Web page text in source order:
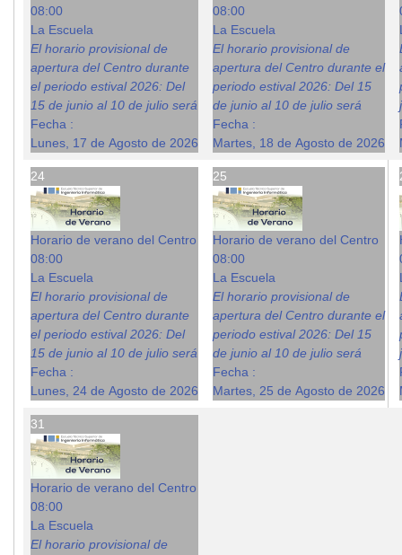
08:00
La Escuela
El horario provisional de
apertura del Centro durante
el periodo estival 2026: Del
15 de junio al 10 de julio será
Fecha :
Lunes, 17 de Agosto de 2026
08:00
La Escuela
El horario provisional de
apertura del Centro durante el
periodo estival 2026: Del 15
de junio al 10 de julio será
Fecha :
Martes, 18 de Agosto de 2026
24
Horario de verano del Centro
08:00
La Escuela
El horario provisional de
apertura del Centro durante
el periodo estival 2026: Del
15 de junio al 10 de julio será
Fecha :
Lunes, 24 de Agosto de 2026
25
Horario de verano del Centro
08:00
La Escuela
El horario provisional de
apertura del Centro durante el
periodo estival 2026: Del 15
de junio al 10 de julio será
Fecha :
Martes, 25 de Agosto de 2026
31
Horario de verano del Centro
08:00
La Escuela
El horario provisional de